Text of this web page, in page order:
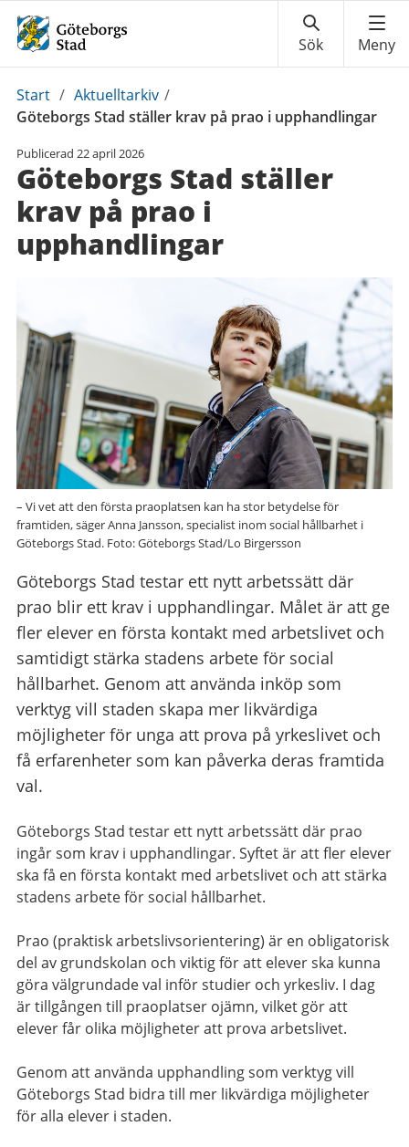
Du
är
Start / Aktuelltarkiv /
Göteborgs Stad ställer krav på prao i upphandlingar
Publicerad 22 april 2026
Göteborgs Stad ställer
krav på prao i
upphandlingar
– Vi vet att den första praoplatsen kan ha stor betydelse för
framtiden, säger Anna Jansson, specialist inom social hållbarhet i
Göteborgs Stad. Foto: Göteborgs Stad/Lo Birgersson
Göteborgs Stad testar ett nytt arbetssätt där
prao blir ett krav i upphandlingar. Målet är att ge
fler elever en första kontakt med arbetslivet och
samtidigt stärka stadens arbete för social
hållbarhet. Genom att använda inköp som
verktyg vill staden skapa mer likvärdiga
möjligheter för unga att prova på yrkeslivet och
få erfarenheter som kan påverka deras framtida
val.
Göteborgs Stad testar ett nytt arbetssätt där prao
ingår som krav i upphandlingar. Syftet är att fler elever
ska få en första kontakt med arbetslivet och att stärka
stadens arbete för social hållbarhet.
Prao (praktisk arbetslivsorientering) är en obligatorisk
del av grundskolan och viktig för att elever ska kunna
göra välgrundade val inför studier och yrkesliv. I dag
är tillgången till praoplatser ojämn, vilket gör att
elever får olika möjligheter att prova arbetslivet.
Genom att använda upphandling som verktyg vill
Göteborgs Stad bidra till mer likvärdiga möjligheter
för alla elever i staden.